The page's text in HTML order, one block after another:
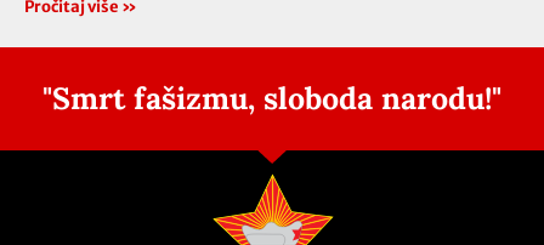
Pročitaj više »
"Smrt fašizmu, sloboda narodu!"